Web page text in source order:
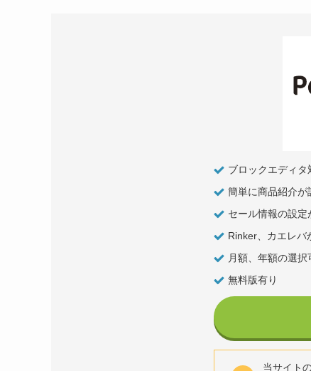
ブロックエディタ
簡単に商品紹介が
セール情報の設定
Rinker、カエレバ
月額、年額の選択
無料版有り
当サイト